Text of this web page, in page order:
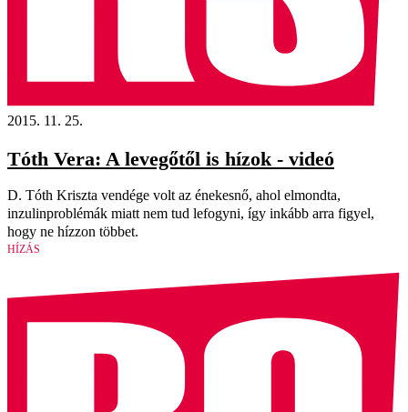
2015. 11. 25.
Tóth Vera: A levegőtől is hízok - videó
D. Tóth Kriszta vendége volt az énekesnő, ahol elmondta,
inzulinproblémák miatt nem tud lefogyni, így inkább arra figyel,
hogy ne hízzon többet.
HÍZÁS